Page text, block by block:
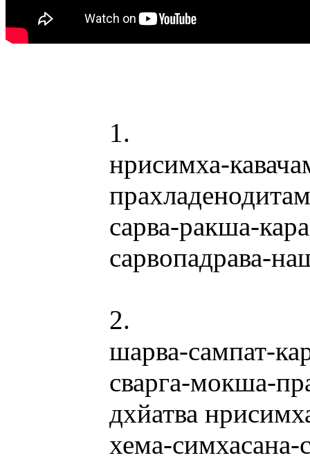
1.
нрисимха-
сарва-ракша-
сарвопадрава-
2.
шарва-сампат-
сварга-мокша-
дхйатва
хема-симхасана-